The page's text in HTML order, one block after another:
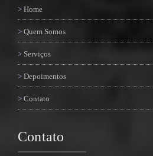
Home
Quem Somos
Serviços
Depoimentos
Contato
Contato